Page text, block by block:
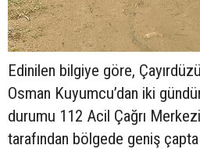
Edinilen bilgiye göre,
Osman Kuyumcu’dan iki
durumu 112 Acil Çağrı
tarafından bölgede geniş çapta